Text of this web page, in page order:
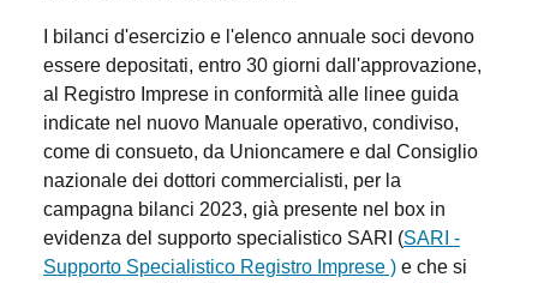
I bilanci d'esercizio e l'elenco annuale soci devono
essere depositati, entro 30 giorni dall'approvazione,
al Registro Imprese in conformità alle linee guida
indicate nel nuovo Manuale operativo, condiviso,
come di consueto, da Unioncamere e dal Consiglio
nazionale dei dottori commercialisti, per la
campagna bilanci 2023, già presente nel box in
evidenza del supporto specialistico SARI (SARI -
Supporto Specialistico Registro Imprese ) e che si